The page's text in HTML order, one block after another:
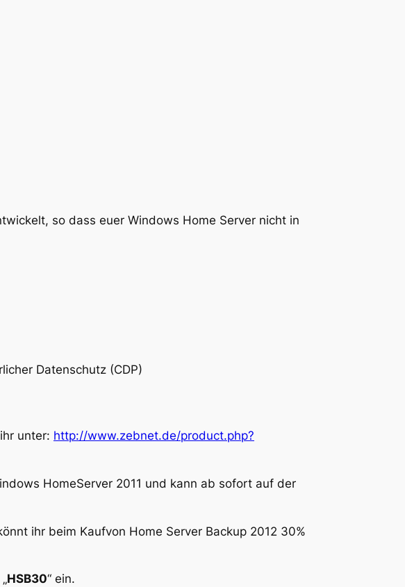
so dass euer Windows Home Server nicht in
Datenschutz (CDP)
unter: http://www.zebnet.de/product.php?
HomeServer 2011 und kann ab sofort auf der
ihr beim Kaufvon Home Server Backup 2012 30%
HSB30“ ein.